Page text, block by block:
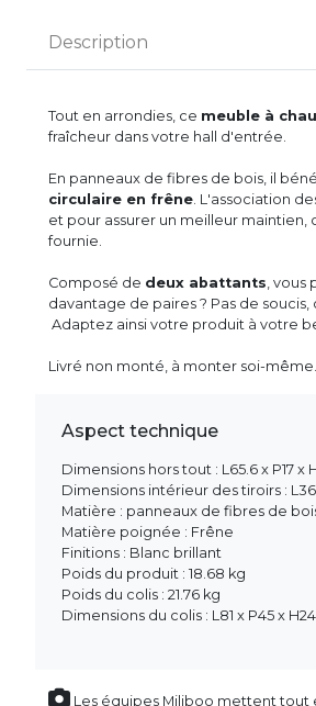
Description
Tout en arrondies, ce meuble à
fraîcheur dans votre hall d'entrée.
En panneaux de fibres de bois, il
circulaire en frêne. L'association
et pour assurer un meilleur
fournie.
Composé de deux abattants, vous
davantage de paires ? Pas de
Adaptez ainsi votre produit à votre
Livré non monté, à monter soi-même.
Aspect technique
Dimensions hors tout : L65.6 x P17 x
Dimensions intérieur des tiroirs :
Matière : panneaux de fibres de
Matière poignée : Frêne
Finitions : Blanc brillant
Poids du produit : 18.68 kg
Poids du colis : 21.76 kg
Dimensions du colis : L81 x P45 x
Les équipes Miliboo mettent tout